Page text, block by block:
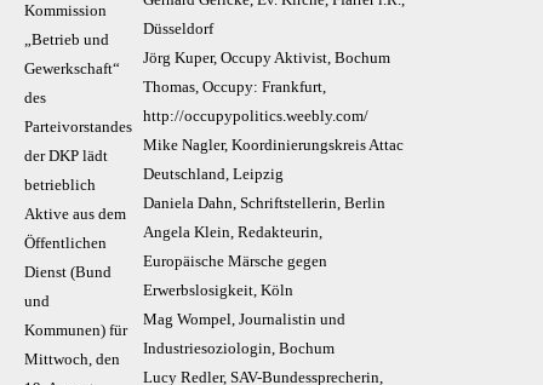
Kommission
„Betrieb und
Gewerkschaft“
des
Parteivorstandes
der DKP lädt
betrieblich
Aktive aus dem
Öffentlichen
Dienst (Bund
und
Kommunen) für
Mittwoch, den
Düsseldorf
Jörg Kuper, Occupy Aktivist, Bochum
Thomas, Occupy: Frankfurt,
http://occupypolitics.weebly.com/
Mike Nagler, Koordinierungskreis Attac
Deutschland, Leipzig
Daniela Dahn, Schriftstellerin, Berlin
Angela Klein, Redakteurin,
Europäische Märsche gegen
Erwerbslosigkeit, Köln
Mag Wompel, Journalistin und
Industriesoziologin, Bochum
Lucy Redler, SAV-Bundessprecherin,